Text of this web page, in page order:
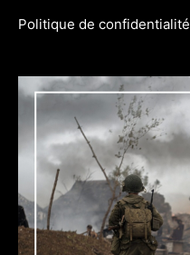
Politique de confidentialité